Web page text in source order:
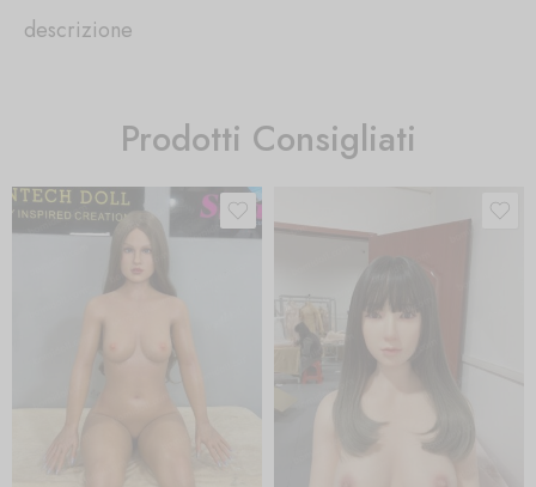
descrizione
Prodotti Consigliati